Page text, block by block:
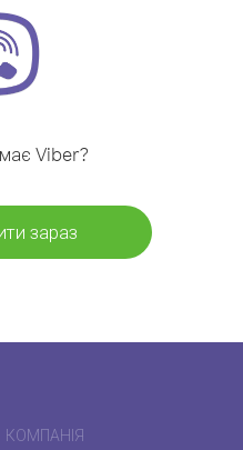
Viber?
зараз
КОМПАНІЯ